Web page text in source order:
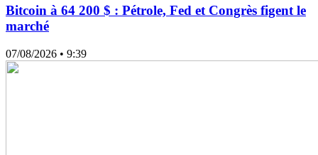
Bitcoin à 64 200 $ : Pétrole, Fed et Congrès figent le
marché
07/08/2026 • 9:39